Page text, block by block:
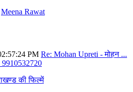
Meena Rawat
PM Re: Mohan Upreti - मोहन ...
की फिल्में